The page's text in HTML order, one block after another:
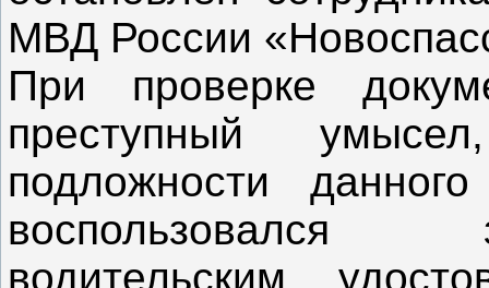
МВД России
При проверке
преступный
подложности
водительским